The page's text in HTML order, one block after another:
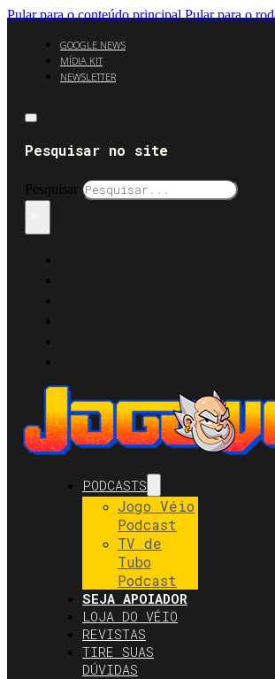
Pular para o conteúdo principal Pular para o
GOOGLE NEWS
MÍDIA KIT
NEWSLETTER
Pesquisar no site
Pesquisar
PODCASTS
Jogo Véio
Podcast
TV de
Tubo
Podcast
SEJA APOIADOR
LOJA DO VÉIO
REVISTAS
TIRE SUAS
DÚVIDAS